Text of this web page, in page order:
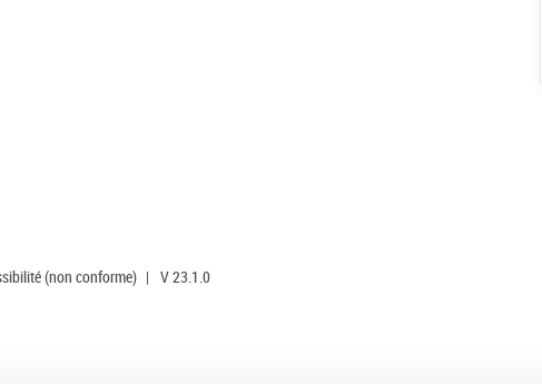
(non conforme) | V 23.1.0